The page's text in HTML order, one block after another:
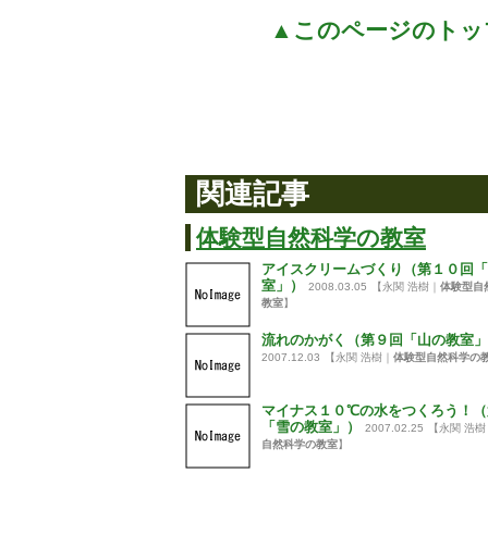
▲このページのトッ
関連記事
体験型自然科学の教室
アイスクリームづくり（第１０回
室」）
2008.03.05 【永関 浩樹｜ 体験型自
教室】
流れのかがく（第９回「山の教室
2007.12.03 【永関 浩樹｜ 体験型自然科学の
マイナス１０℃の水をつくろう！
「雪の教室」）
2007.02.25
【永関 浩
自然科学の教室】